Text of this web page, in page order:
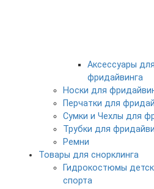
Аксессуары
фридайвинга
Носки для
Перчатки для
Сумки и Чехлы для
Трубки для
Ремни
Товары для снорклинга
Гидрокостюмы
спорта